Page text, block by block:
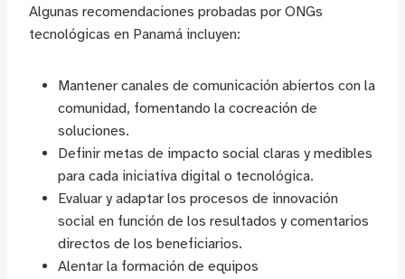
Algunas recomendaciones probadas por ONGs
tecnológicas en Panamá incluyen:
Mantener canales de comunicación abiertos con la
comunidad, fomentando la cocreación de
soluciones.
Definir metas de impacto social claras y medibles
para cada iniciativa digital o tecnológica.
Evaluar y adaptar los procesos de innovación
social en función de los resultados y comentarios
directos de los beneficiarios.
Alentar la formación de equipos